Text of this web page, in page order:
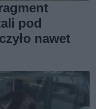
pod
nawet